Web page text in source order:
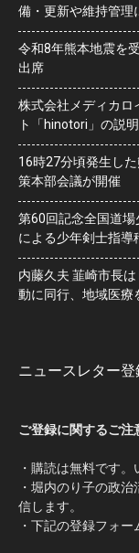
備・更新や維持管理
令和8年熊本地震を
出席
株式会社メディカロ
ト「hinotori」の説
16時27分頃発生し
策本部会議が開催
第60回記念全国道
による少年剣士指導
内藤久夫 韮崎市長
動に同行、地域医療
ニュースレター登
ご登録に関するご注
・購読は無料です。
・堀内のり子の政
信します。
・下記の登録フォー